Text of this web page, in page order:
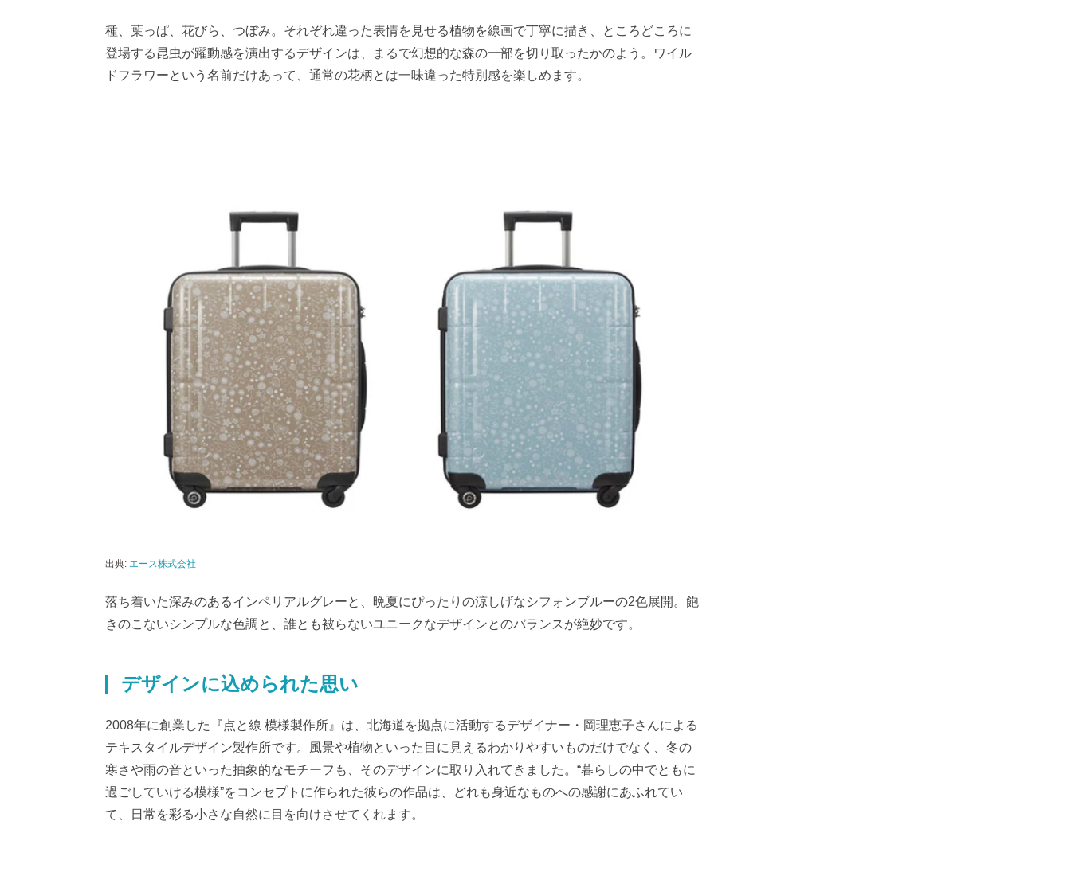
種、葉っぱ、花びら、つぼみ。それぞれ違った表情を見せる植物を線画で丁寧に描き、ところどころに
登場する昆虫が躍動感を演出するデザインは、まるで幻想的な森の一部を切り取ったかのよう。ワイル
ドフラワーという名前だけあって、通常の花柄とは一味違った特別感を楽しめます。
出典: エース株式会社
落ち着いた深みのあるインペリアルグレーと、晩夏にぴったりの涼しげなシフォンブルーの2色展開。飽
きのこないシンプルな色調と、誰とも被らないユニークなデザインとのバランスが絶妙です。
デザインに込められた思い
2008年に創業した『点と線 模様製作所』は、北海道を拠点に活動するデザイナー・岡理恵子さんによる
テキスタイルデザイン製作所です。風景や植物といった目に見えるわかりやすいものだけでなく、冬の
寒さや雨の音といった抽象的なモチーフも、そのデザインに取り入れてきました。“暮らしの中でともに
過ごしていける模様”をコンセプトに作られた彼らの作品は、どれも身近なものへの感謝にあふれてい
て、日常を彩る小さな自然に目を向けさせてくれます。